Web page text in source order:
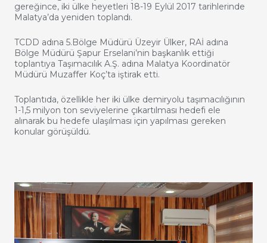
gereğince, iki ülke heyetleri 18-19 Eylül 2017 tarihlerinde
Malatya’da yeniden toplandı.
TCDD adına 5.Bölge Müdürü Üzeyir Ülker, RAİ adına
Bölge Müdürü Şapur Erselani’nin başkanlık ettiği
toplantıya Taşımacılık A.Ş. adına Malatya Koordinatör
Müdürü Muzaffer Koç’ta iştirak etti.
Toplantıda, özellikle her iki ülke demiryolu taşımacılığının
1-1,5 milyon ton seviyelerine çıkartılması hedefi ele
alınarak bu hedefe ulaşılması için yapılması gereken
konular görüşüldü.